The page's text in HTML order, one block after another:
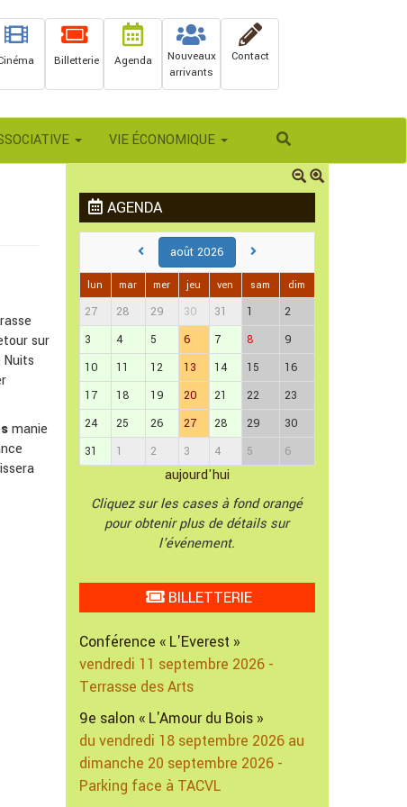
Contact
Nouveaux
arrivants
Agenda
Billetterie
Rechercher
VIE ÉCONOMIQUE
sur
manie
AGENDA
août 2026
lun mar mer jeu ven sam dim
27 28 29 30 31 1
2
3
4 5 6 7 8
9
10
11 12 13 14 15
16
17
18 19 20 21 22
23
24
25 26 27 28 29
30
31
1 2 3 4 5 6
aujourd'hui
Cliquez sur les cases à fond orangé
pour obtenir plus de détails sur
l'événement.
BILLETTERIE
Conférence « L'Everest »
vendredi 11 septembre 2026 -
Terrasse des Arts
9e salon « L'Amour du Bois »
du vendredi 18 septembre 2026 au
dimanche 20 septembre 2026 -
Parking face à TACVL